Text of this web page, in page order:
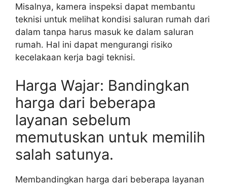
Misalnya, kamera inspeksi dapat membantu
teknisi untuk melihat kondisi saluran rumah dari
dalam tanpa harus masuk ke dalam saluran
rumah. Hal ini dapat mengurangi risiko
kecelakaan kerja bagi teknisi.
Harga Wajar: Bandingkan
harga dari beberapa
layanan sebelum
memutuskan untuk memilih
salah satunya.
Membandingkan harga dari beberapa layanan